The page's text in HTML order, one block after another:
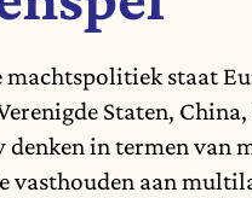
machtspolitiek staat
Staten,
in termen van
vasthouden aan